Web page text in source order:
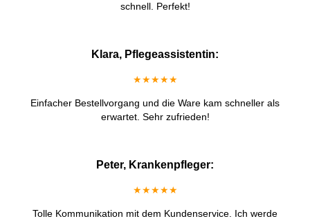
schnell. Perfekt!
Klara, Pflegeassistentin:
★★★★★
Einfacher Bestellvorgang und die Ware kam schneller als
erwartet. Sehr zufrieden!
Peter, Krankenpfleger:
★★★★★
Tolle Kommunikation mit dem Kundenservice. Ich werde